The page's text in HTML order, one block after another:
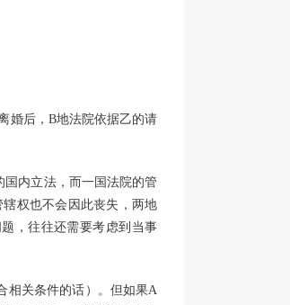
婚后，B地法院依据乙的请
内立法，而一国法院的管
权也不会因此丧失，两地
，往往还需要考虑到当事
相关条件的话）。但如果A